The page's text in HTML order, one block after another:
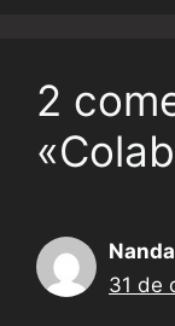
2
Nanda
31 de